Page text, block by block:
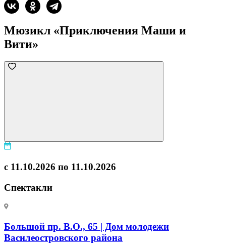
Мюзикл «Приключения Маши и
Вити»
с 11.10.2026 по 11.10.2026
Спектакли
Большой пр. В.О., 65 | Дом молодежи
Василеостровского района